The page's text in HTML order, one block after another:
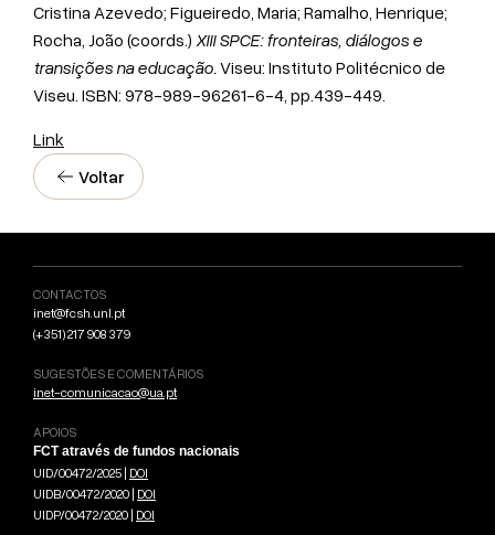
Cristina Azevedo; Figueiredo, Maria; Ramalho, Henrique;
Rocha, João (coords.) XIII SPCE: fronteiras, diálogos e
transições na educação.Viseu: Instituto Politécnico de
Viseu. ISBN: 978-989-96261-6-4, pp.439-449.
Link
Voltar
CONTACTOS
inet@fcsh.unl.pt
(+351) 217 908 379
SUGESTÕES E COMENTÁRIOS
inet-comunicacao@ua.pt
APOIOS
FCT através de fundos nacionais
UID/00472/2025 | DOI
UIDB/00472/2020 | DOI
UIDP/00472/2020 | DOI